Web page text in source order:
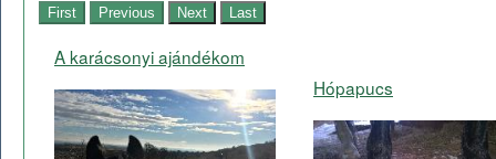
A karácsonyi ajándékom
Hópapucs